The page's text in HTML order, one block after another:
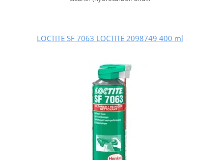
LOCTITE SF 7063 LOCTITE 2098749 400 ml